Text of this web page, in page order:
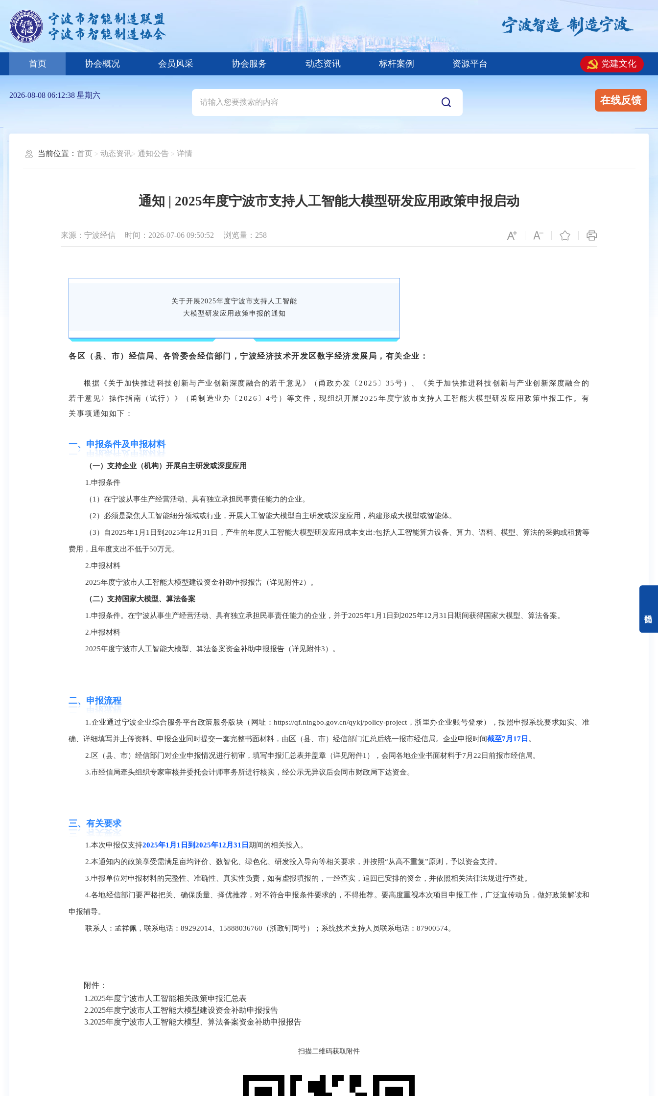
首页 协会概况 会员风采 协会服务 动态资讯 标杆案例 资源平台 党建文化
2026-08-08 06:12:38 星期六 在线反馈
当前位置：首页 动态资讯 通知公告 详情
通知 | 2025年度宁波市支持人工智能大模型研发应用政策申报启动
来源：宁波经信 时间：2026-07-06 09:50:52 浏览量：258
关于开展2025年度宁波市支持人工智能
大模型研发应用政策申报的通知
各区（县、市）经信局、各管委会经信部门，宁波经济技术开发区数字经济发展局，有关企业：
根据《关于加快推进科技创新与产业创新深度融合的若干意见》（甬政办发〔2025〕35号）、《关于加快推进科技创新与产业创新深度融合的
若干意见〉操作指南（试行）》（甬制造业办〔2026〕4号）等文件，现组织开展2025年度宁波市支持人工智能大模型研发应用政策申报工作。有
关事项通知如下：
一、申报条件及申报材料
（一）支持企业（机构）开展自主研发或深度应用
1.申报条件
（1）在宁波从事生产经营活动、具有独立承担民事责任能力的企业。
（2）必须是聚焦人工智能细分领域或行业，开展人工智能大模型自主研发或深度应用，构建形成大模型或智能体。
（3）自2025年1月1日到2025年12月31日，产生的年度人工智能大模型研发应用成本支出:包括人工智能算力设备 、算力、语料、模型、算法的采购或租赁等
费用，且年度支出不低于50万元。
2.申报材料
2025年度宁波市人工智能大模型建设资金补助申报报告（详见附件2）。
（二）支持国家大模型、算法备案
1.申报条件。在宁波从事生产经营活动、具有独立承担民事责任能力的企业，并于2025年1月1日到2025年12月31日期间获得国家大模型、算法备案。
2.申报材料
2025年度宁波市人工智能大模型、算法备案资金补助申报报告（详见附件3）。
二、申报流程
1.企业通过宁波企业综合服务平台政策服务版块（网址：https://qf.ningbo.gov.cn/qykj/policy-project，浙里办企业账号登录），按照申报系统要求如实、准
确、详细填写并上传资料。申报企业同时提交一套完整书面材料，由区（县、市）经信部门汇总后统一报市经信局。企业申报时间截至7月17日 。
2.区（县、市）经信部门对企业申报情况进行初审，填写申报汇总表并盖章（详见附件1），会同各地企业书面材料于7月22日前报市经信局。
3.市经信局牵头组织专家审核并委托会计师事务所进行核实，经公示无异议后会同市财政局下达资金。
三、有关要求
1.本次申报仅支持2025年1月1日到2025年12月31日期间的相关投入。
2.本通知内的政策享受需满足亩均评价、数智化、绿色化、研发投入导向等相关要求，并按照“从高不重复”原则，予以资金支持。
3.申报单位对申报材料的完整性、准确性、真实性负责，如有虚报填报的，一经查实，追回已安排的资金，并依照相关法律法规进行查处。
4.各地经信部门要严格把关、确保质量、择优推荐，对不符合申报条件要求的，不得推荐。要高度重视本次项目申报工作，广泛宣传动员，做好政策解读和
申报辅导。
联系人：孟祥佩，联系电话：89292014、15888036760（浙政钉同号）；系统技术支持人员联系电话：87900574。
附件：
1.2025年度宁波市人工智能相关政策申报汇总表
2.2025年度宁波市人工智能大模型建设资金补助申报报告
3.2025年度宁波市人工智能大模型、算法备案资金补助申报报告
扫描二维码获取附件